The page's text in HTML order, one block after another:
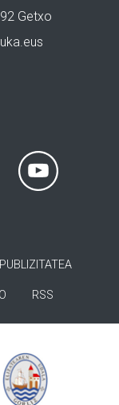
Getxo
PUBLIZITATEA
RSS